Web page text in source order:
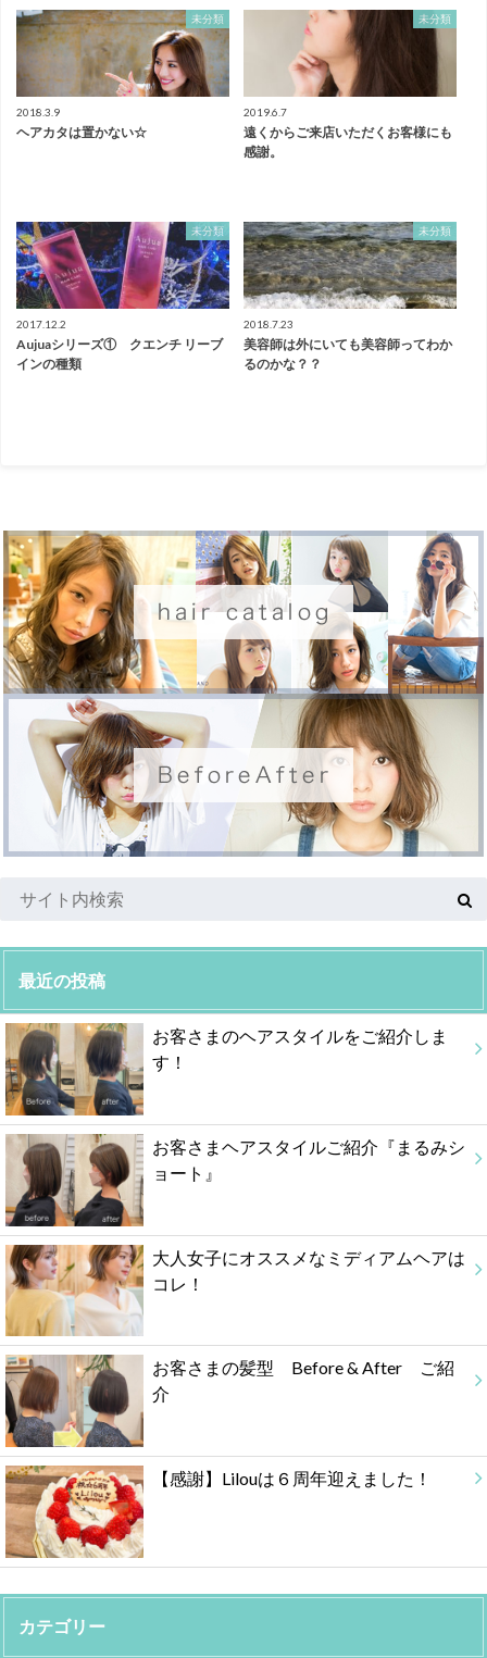
未分類
2018.3.9
ヘアカタは置かない☆
未分類
2019.6.7
遠くからご来店いただくお客様にも
感謝。
未分類
2017.12.2
Aujuaシリーズ① クエンチ リーブ
インの種類
未分類
2018.7.23
美容師は外にいても美容師ってわか
るのかな？？
最近の投稿
お客さまのヘアスタイルをご紹介しま
す！
お客さまヘアスタイルご紹介『まるみシ
ョート』
大人女子にオススメなミディアムヘアは
コレ！
お客さまの髪型 Before & After ご紹
介
【感謝】Lilouは６周年迎えました！
カテゴリー